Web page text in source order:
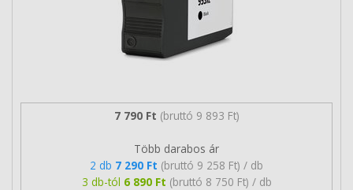
7 790 Ft (bruttó 9 893 Ft)
Több darabos ár
2 db 7 290 Ft (bruttó 9 258 Ft) / db
3 db-tól 6 890 Ft (bruttó 8 750 Ft) / db